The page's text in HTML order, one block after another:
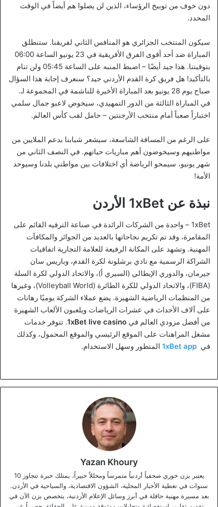
دون خوف من توبيخ الرؤساء، الذين لن يصلوا هم أيضاً في الوقت
المحدد.
سيكون المنتخب الجزائري هو المنافس الثاني لفريقنا. ستنطلق
المباراة ضد أحد أقوى الفرق الأفريقية في 23 يونيو الساعة 06:00
بتوقيتنا. هذا جيد أيضًا – اضبط المنبه على الساعة 05:45 ولن تنام
بالتأكيد! هل فريق كرة القدم الأردني جيد؟ سنعرف إجابة هذا السؤال
صباح يوم 28 يونيو بعد المباراة الأخيرة للناشمة في المجموعة J.
في المباراة الثالثة من الدور التمهيدي، سيخوض لاعبو جمال سلمي
اختباراً صعباً أمام منتخب الأرجنتين – حامل لقب كأس العالم.
على الرغم من المسافة الشاسعة، سيشعر شبابنا بدعم الملايين من
مواطنيهم وسيخوضون أهم مباريات حياتهم. في النصف الثاني من
شهر يونيو، سيمحو الرياضة أي اختلافات بين مواطني بلدنا وسيوحد
الأمة!
نبذة عن 1xBet الأردن
1xBet – واحدة من الشركات الرائدة في صناعة الترفيه القائم على
المقامرة، وقد تم تكريم نجاحاتها بالعديد من الجوائز والمكافآت
المهنية. وتشهد على المكانة الرفيعة للعلامة التجارية اتفاقيات
الشراكة الرسمية مع نادي برشلونة لكرة القدم، وباريس سان
جيرمان، والدوري الإيطالي (السيري أ)، والاتحاد الدولي لكرة السلة
(FIBA)، والاتحاد الدولي للكرة الطائرة (Volleyball World)، وغيرها
من المنظمات الرياضية الشهيرة. يضع عملاء الشركة يوميًا رهانات
على آلاف الأحداث في عشرات الرياضات ويلعبون الألعاب الشهيرة
من أفضل مزودي العالم في 1xBet live casino. تتوفر خدمات
مشغل المراهنات على الموقع الرئيسي والموقع المحمول، وكذلك
في 1xBet app المتطور وسهل الاستخدام.
Yazan Khoury
يعتبر يزن خوري صحفياً أردنياً متمرساً ومحللاً خبيراً، يمتلك خبرة تتجاوز 10
سنوات في تغطية الأخبار المحلية، الشؤون الاقتصادية، والسياحية في الأردن.
بعد مسيرة مهنية حافلة في أبرز وسائل الإعلام الأردنية، يتخصص يزن الآن في